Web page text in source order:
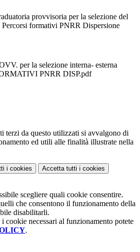
provvisoria per la selezione del
Percorsi formativi PNRR Dispersione
per la selezione interna- esterna
PNRR DISP.pdf
terzi da questo utilizzati si avvalgono di
ed utili alle finalità illustrate nella
i cookies Accetta tutti i cookies
scegliere quali cookie consentire.
che consentono il funzionamento della
disabilitarli.
cookie necessari al funzionamento potete
.